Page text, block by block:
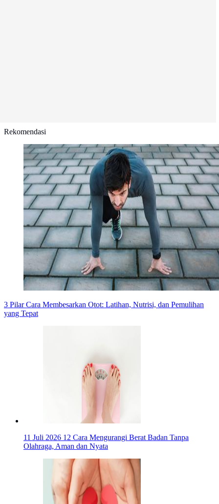
Rekomendasi
3 Pilar Cara Membesarkan Otot: Latihan, Nutrisi, dan Pemulihan
yang Tepat
11 Juli 2026 12 Cara Mengurangi Berat Badan Tanpa
Olahraga, Aman dan Nyata